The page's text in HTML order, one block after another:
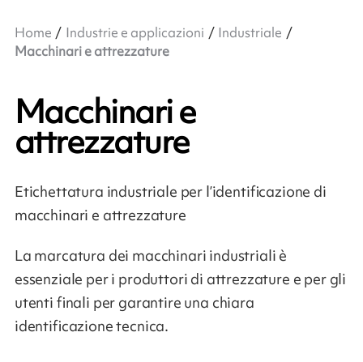
Home Industrie e applicazioni
Industriale
Macchinari e attrezzature
Macchinari e
attrezzature
Etichettatura industriale per l’identificazione di
macchinari e attrezzature
La marcatura dei macchinari industriali è
essenziale per i produttori di attrezzature e per gli
utenti finali per garantire una chiara
identificazione tecnica.